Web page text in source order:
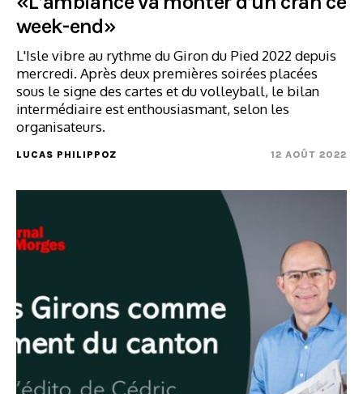
week-end»
L'Isle vibre au rythme du Giron du Pied 2022 depuis
mercredi. Après deux premières soirées placées
sous le signe des cartes et du volleyball, le bilan
intermédiaire est enthousiasmant, selon les
organisateurs.
LUCAS PHILIPPOZ 12 AOÛT 2022